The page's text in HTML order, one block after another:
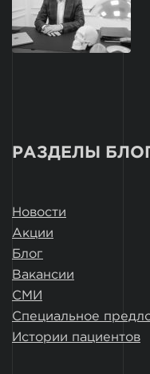
РАЗДЕЛЫ
Новости
Акции
Блог
Вакансии
СМИ
Специальное
Истории пациентов